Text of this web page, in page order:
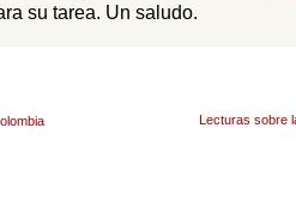
su tarea. Un saludo.
Lecturas sobre